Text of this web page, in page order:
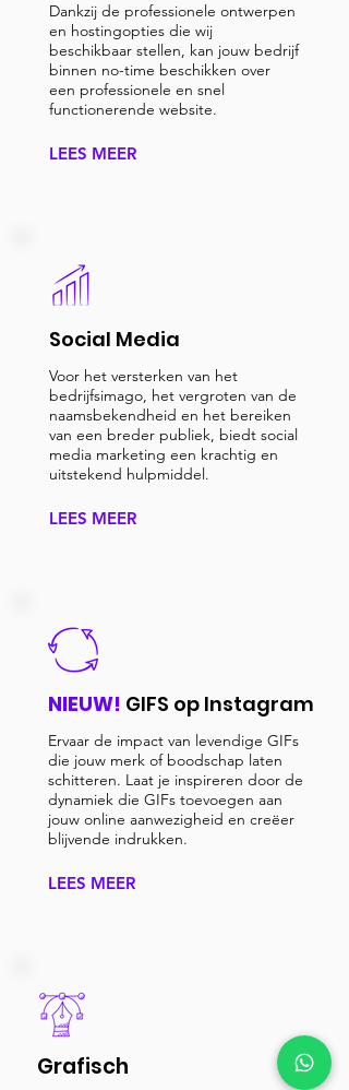
Dankzij de professionele ontwerpen
en hostingopties die wij
beschikbaar stellen, kan jouw bedrijf
binnen no-time beschikken over
een professionele en snel
functionerende website.
LEES MEER
Social Media
Voor het versterken van het
bedrijfsimago, het vergroten van de
naamsbekendheid en het bereiken
van een breder publiek, biedt social
media marketing een krachtig en
uitstekend hulpmiddel.
LEES MEER
NIEUW! GIFS op Instagram
Ervaar de impact van levendige GIFs
die jouw merk of boodschap laten
schitteren. Laat je inspireren door de
dynamiek die GIFs toevoegen aan
jouw online aanwezigheid en creëer
blijvende indrukken.
LEES MEER
Grafisch